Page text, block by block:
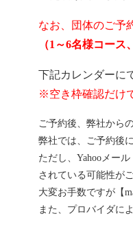
なお、団体のご予
（1～6名様コー
下記カレンダーに
※空き枠確認だけ
ご予約後、弊社から
弊社では、ご予約後
ただし、Yahooメー
されている可能性が
大変お手数ですが【
また、プロバイダに